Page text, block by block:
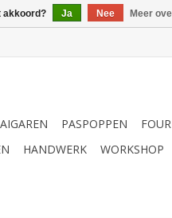
PASPOPPEN
HANDWERK WORKSHOP
akkoord? Ja Nee Meer